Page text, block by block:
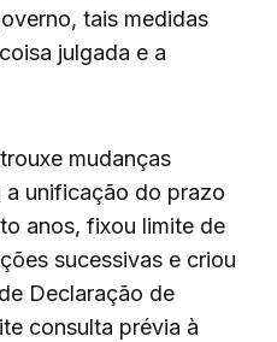
tais medidas
julgada e a
mudanças
unificação do prazo
anos, fixou limite de
sucessivas e criou
Declaração de
consulta prévia à